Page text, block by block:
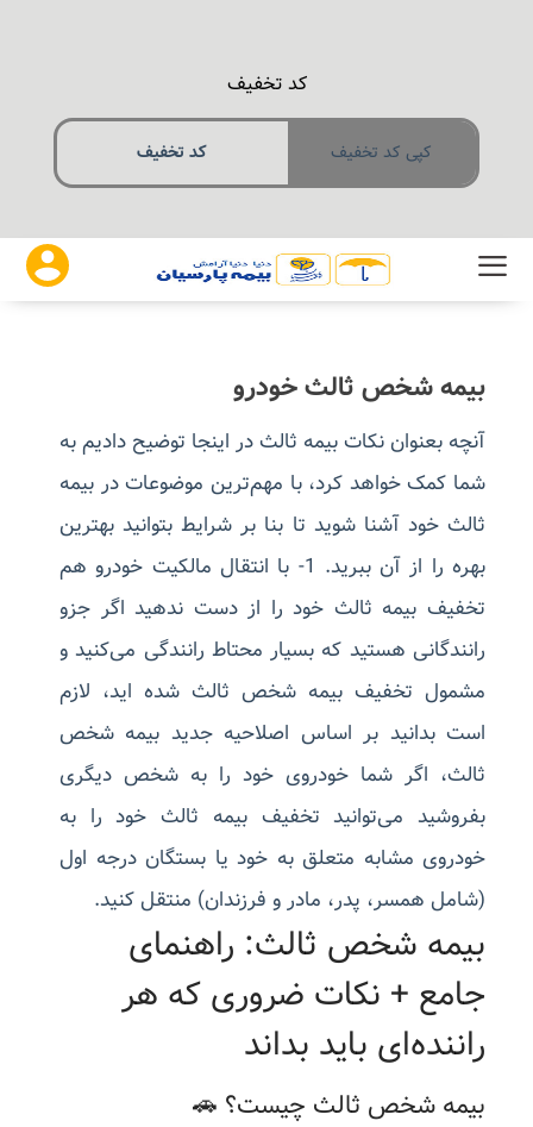
کپی کد تخفیف
کد تخفیف
بیمه شخص ثالث خودرو
آنچه بعنوان نکات بیمه ثالث در اینجا توضیح دادیم به
شما کمک خواهد کرد، با مهم‌ترین موضوعات در بیمه
ثالث خود آشنا شوید تا بنا بر شرایط بتوانید بهترین
بهره را از آن ببرید. 1- با انتقال مالکیت خودرو هم
تخفیف بیمه ثالث خود را از دست ندهید اگر جزو
رانندگانی هستید که بسیار محتاط رانندگی می‌کنید و
مشمول تخفیف بیمه شخص ثالث شده اید، لازم
است بدانید بر اساس اصلاحیه جدید بیمه شخص
ثالث،‌ اگر شما خودروی خود را به شخص دیگری
بفروشید می‌توانید تخفیف بیمه ثالث خود را به
خودروی مشابه متعلق به خود یا بستگان درجه اول
(شامل همسر، پدر، مادر و فرزندان) منتقل کنید.
بیمه شخص ثالث: راهنمای
جامع + نکات ضروری که هر
راننده‌ای باید بداند
بیمه شخص ثالث چیست؟ 🚗